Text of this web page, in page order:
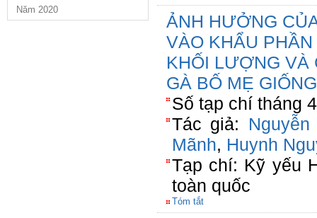
Năm 2020
ẢNH HƯỞNG
VÀO KHẨU
KHỐI LƯỢNG VÀ
GÀ BỐ MẸ
Số tạp chí tháng
Tác giả:
Mãnh, Huynh
Tạp chí: Kỹ yếu
toàn quốc
Tóm tắt